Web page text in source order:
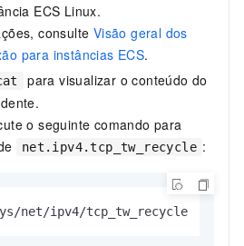
ECS Linux.
consulte Visão geral dos
para instâncias ECS.
para visualizar o conteúdo do
o seguinte comando para
net.ipv4.tcp_tw_recycle :
net/ipv4/tcp_tw_recycle